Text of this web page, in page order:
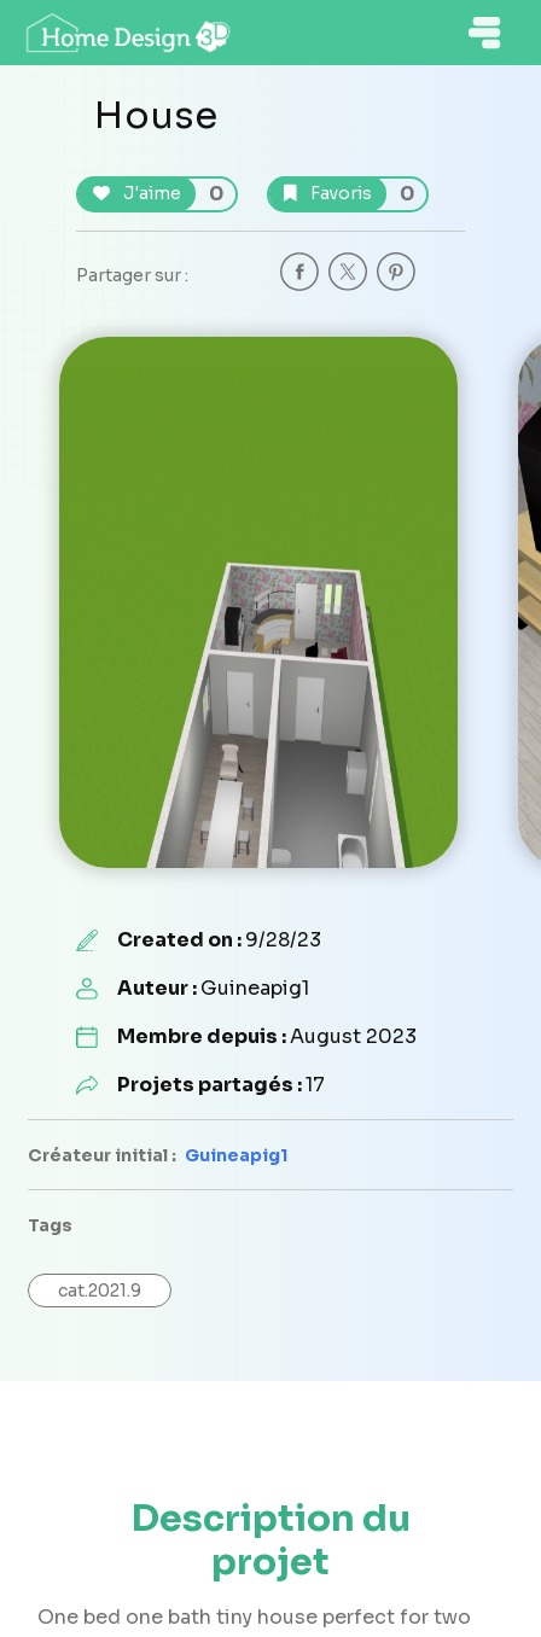
House
J'aime 0 Favoris 0
Partager sur :
Created on :9/28/23
Auteur :Guineapig1
Membre depuis :August 2023
Projets partagés :17
Créateur initial : Guineapig1
Tags
cat.2021.9
Description du
projet
One bed one bath tiny house perfect for two